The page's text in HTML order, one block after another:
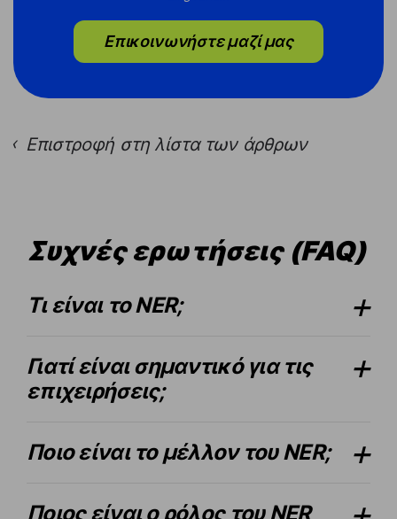
Επικοινωνήστε μαζί μας
› Επιστροφή στη λίστα των άρθρων
Συχνές ερωτήσεις (FAQ)
Τι είναι το NER;
Γιατί είναι σημαντικό για τις
επιχειρήσεις;
Ποιο είναι το μέλλον του NER;
Ποιος είναι ο ρόλος του NER